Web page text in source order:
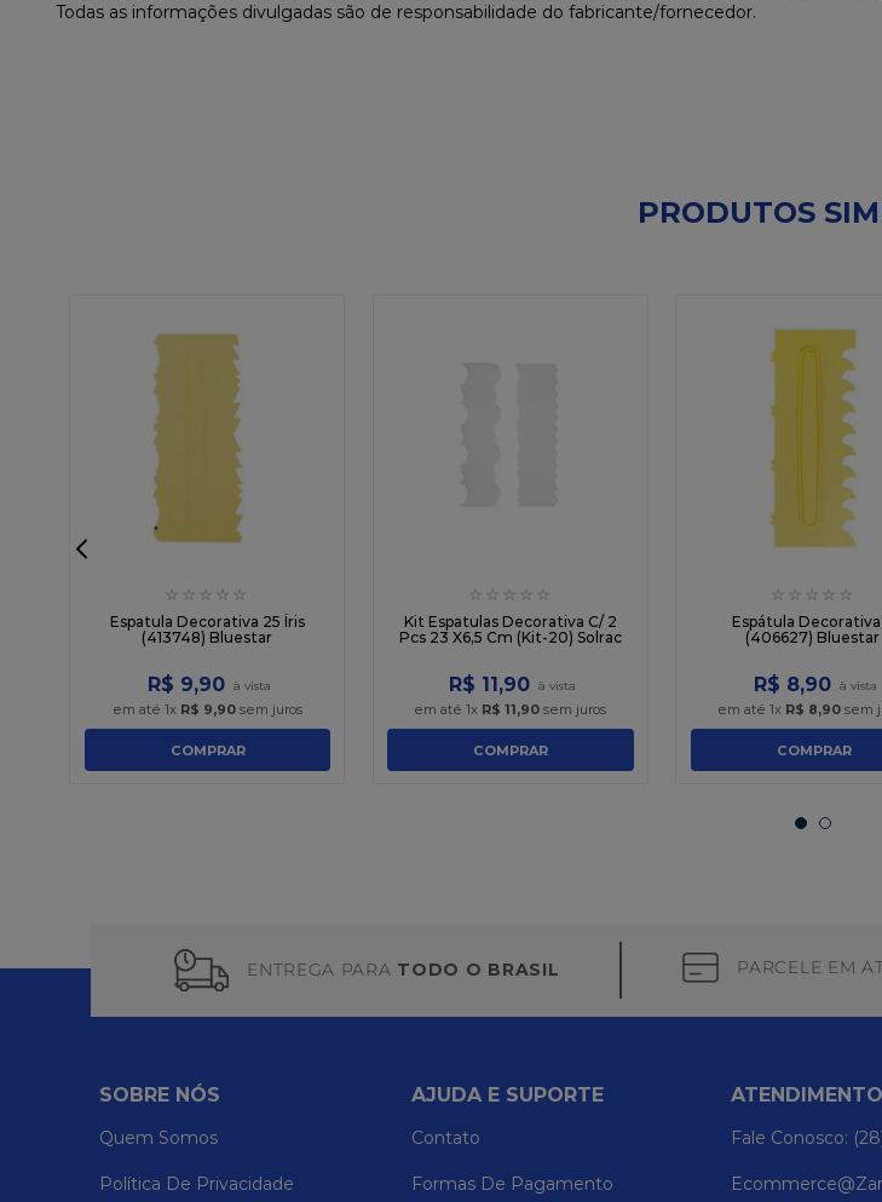
Todas as informações divulgadas são de responsabilidade do fabricante/fornecedor.
PRODUTOS
☆ ☆ ☆ ☆ ☆
Espatula Decorativa 25 Íris
(413748) Bluestar
R$ 9,90
em até 1x R$ 9,90sem juros
COMPRAR
☆ ☆ ☆ ☆ ☆
Kit Espatulas Decorativa C/ 2
Pcs 23 X6,5 Cm (Kit-20) Solrac
R$ 11,90
em até1x R$ 11,90 sem juros
COMPRAR
☆ ☆ ☆ ☆ ☆
Espátula
(406627) Bluestar
R$ 8,90
em até1x R$ 8,90 sem
COMPRAR
ENTREGA PARA TODO O BRASIL PARCELE EM
SOBRE NÓS
Quem Somos
Política De Privacidade
AJUDA E SUPORTE
Contato
Formas De Pagamento
ATENDIMENTO
Fale Conosco: